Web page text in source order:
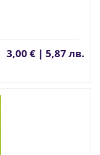
3,00 € | 5,87 лв.